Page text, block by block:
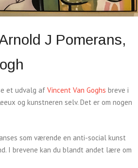
J Pomerans,
et udvalg af Vincent Van Goghs breve i
og kunstneren selv. Det er om nogen
som værende en anti-social kunst
I brevene kan du blandt andet lære om